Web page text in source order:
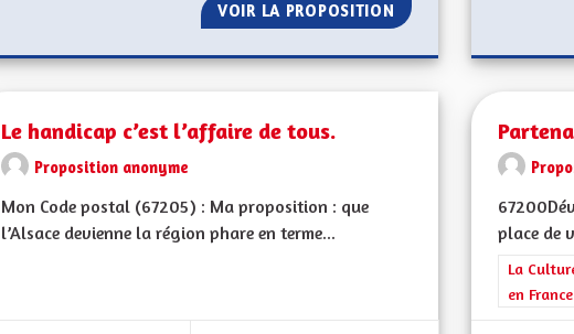
VOIR LA PROPOSITION POUR QUE LES
Le handicap c’est l’affaire de tous.
Proposition anonyme
Mon Code postal (67205) : Ma proposition : que
l’Alsace devienne la région phare en terme...
place de
Filtrer
La
en